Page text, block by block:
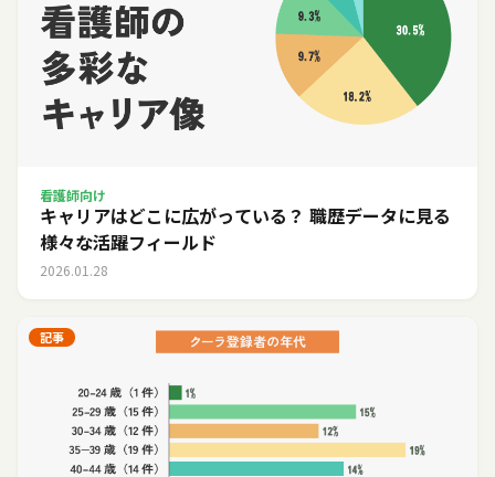
看護師向け
キャリアはどこに広がっている？ 職歴データに見る
様々な活躍フィールド
2026.01.28
記事